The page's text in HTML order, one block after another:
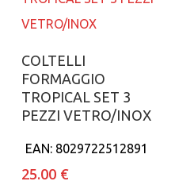
Aggiungi al carrello
COLTELLI
FORMAGGIO
TROPICAL SET 3
PEZZI VETRO/INOX
EAN: 8029722512891
25.00 €